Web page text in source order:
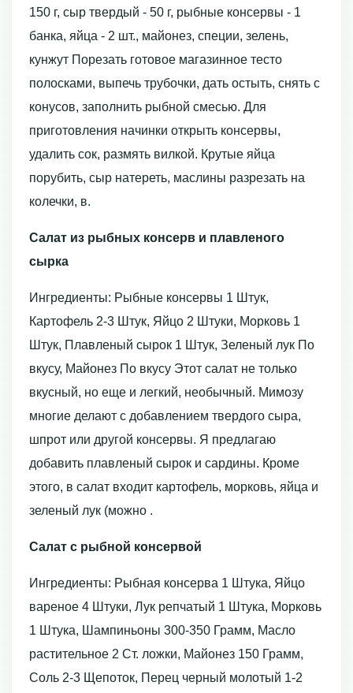
150 г, сыр твердый - 50 г, рыбные консервы - 1
банка, яйца - 2 шт., майонез, специи, зелень,
кунжут Порезать готовое магазинное тесто
полосками, выпечь трубочки, дать остыть, снять с
конусов, заполнить рыбной смесью. Для
приготовления начинки открыть консервы,
удалить сок, размять вилкой. Крутые яйца
порубить, сыр натереть, маслины разрезать на
колечки, в.
Салат из рыбных консерв и плавленого
сырка
Ингредиенты: Рыбные консервы 1 Штук,
Картофель 2-3 Штук, Яйцо 2 Штуки, Морковь 1
Штук, Плавленый сырок 1 Штук, Зеленый лук По
вкусу, Майонез По вкусу Этот салат не только
вкусный, но еще и легкий, необычный. Мимозу
многие делают с добавлением твердого сыра,
шпрот или другой консервы. Я предлагаю
добавить плавленый сырок и сардины. Кроме
этого, в салат входит картофель, морковь, яйца и
зеленый лук (можно .
Салат с рыбной консервой
Ингредиенты: Рыбная консерва 1 Штука, Яйцо
вареное 4 Штуки, Лук репчатый 1 Штука, Морковь
1 Штука, Шампиньоны 300-350 Грамм, Масло
растительное 2 Ст. ложки, Майонез 150 Грамм,
Соль 2-3 Щепоток, Перец черный молотый 1-2